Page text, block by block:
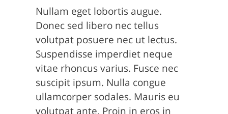
Nullam eget lobortis augue.
Donec sed libero nec tellus
volutpat posuere nec ut lectus.
Suspendisse imperdiet neque
vitae rhoncus varius. Fusce nec
suscipit ipsum. Nulla congue
ullamcorper sodales. Mauris eu
volutpat ante. Proin in eros in